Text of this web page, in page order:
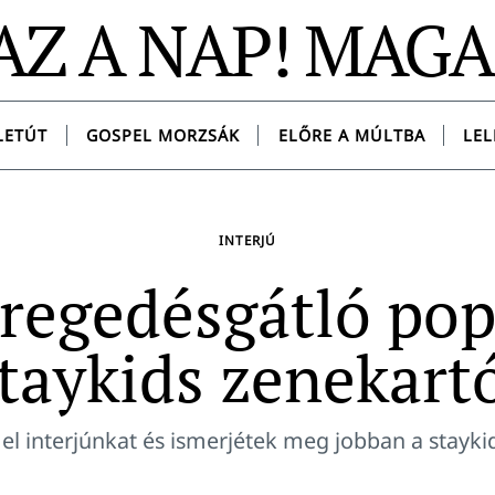
A NAP!
GOSPEL MORZSÁK ELŐRE A MÚLTBA
INTERJÚ
interjúnkat és ismerjétek meg jobban a